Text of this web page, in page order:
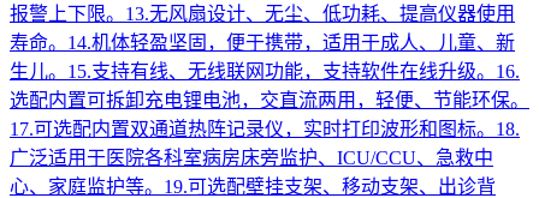
报警上下限。13.无风扇设计、无尘、低功耗、提高仪器使用
寿命。14.机体轻盈坚固，便于携带，适用于成人、儿童、新
生儿。15.支持有线、无线联网功能，支持软件在线升级。16.
选配内置可拆卸充电锂电池，交直流两用，轻便、节能环保。
17.可选配内置双通道热阵记录仪，实时打印波形和图标。18.
广泛适用于医院各科室病房床旁监护、ICU/CCU、急救中
心、家庭监护等。19.可选配壁挂支架、移动支架、出诊背